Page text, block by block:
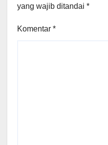
yang wajib ditandai *
Komentar *